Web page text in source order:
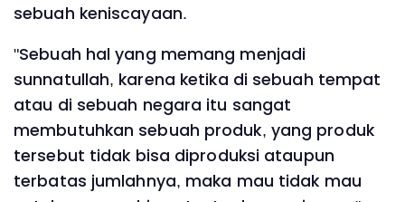
sebuah keniscayaan.
"Sebuah hal yang memang menjadi
sunnatullah, karena ketika di sebuah tempat
atau di sebuah negara itu sangat
membutuhkan sebuah produk, yang produk
tersebut tidak bisa diproduksi ataupun
terbatas jumlahnya, maka mau tidak mau